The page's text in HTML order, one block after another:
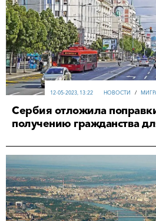
НОВОСТИ /
12-05-2023, 13:22
Сербия отложила
получению гражданства